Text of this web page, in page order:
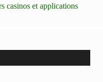
casinos et applications